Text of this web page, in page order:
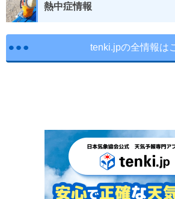
熱中症情報
tenki.jpの全情報は